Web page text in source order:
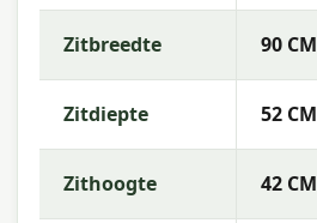
Zitbreedte 90 CM
Zitdiepte 52 CM
Zithoogte 42 CM